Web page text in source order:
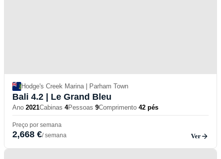
Hodge's Creek Marina | Parham Town
Bali 4.2 | Le Grand Bleu
Ano 2021Cabinas 4Pessoas 9Comprimento 42 pés
Preço por semana
2,668 €/ semana Ver